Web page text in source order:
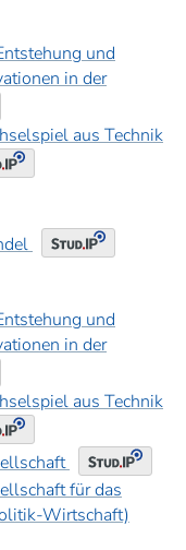
und
in der
aus Technik
und
in der
aus Technik
für das
Wirtschaft)